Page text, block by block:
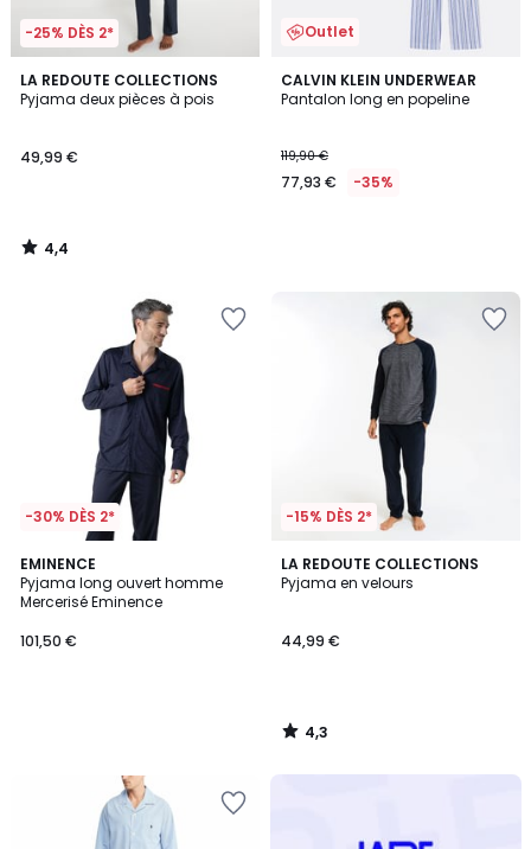
-25% DÈS 2*
LA REDOUTE COLLECTIONS
Pyjama deux pièces à pois
49,99 €
4,4
/ 5
4,4
/
Outlet
CALVIN KLEIN UNDERWEAR
Pantalon long en popeline
119,90 €
77,93 € -35%
-30% DÈS 2*
EMINENCE
Pyjama long ouvert homme
Mercerisé Eminence
101,50 €
-15% DÈS 2*
LA REDOUTE COLLECTIONS
Pyjama en velours
44,99 €
4,3
/ 5
4,3
/